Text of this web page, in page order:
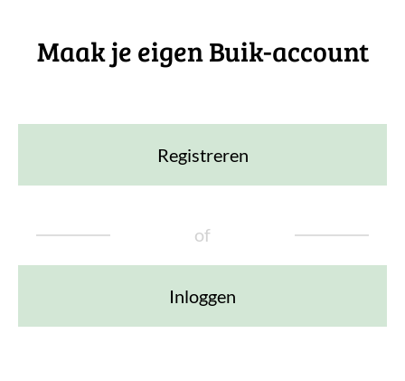
Maak je eigen Buik-account
Registreren
of
Inloggen